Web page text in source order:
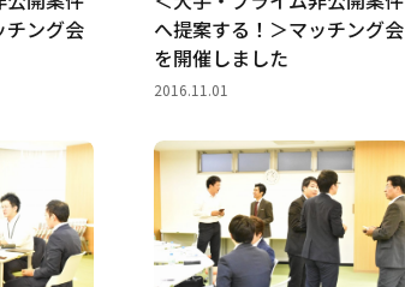
チング会
へ提案する！＞マッチング会
を開催しました
2016.11.01